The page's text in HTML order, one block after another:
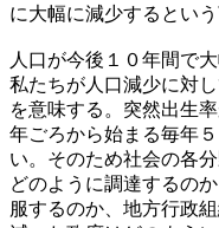
に大幅に減少するという
人口が今後１０年間で
私たちが人口減少に対
を意味する。突然出生
年ごろから始まる毎年
い。そのため社会の各
どのように調達するの
服するのか、地方行政